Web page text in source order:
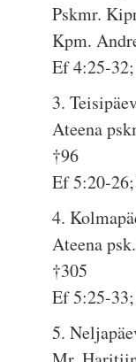
Pskmr.
Kpm.
Ef 4:25-
3.
Ateena
†96
Ef 5:20-
4.
Ateena
†305
Ef 5:25-
5.